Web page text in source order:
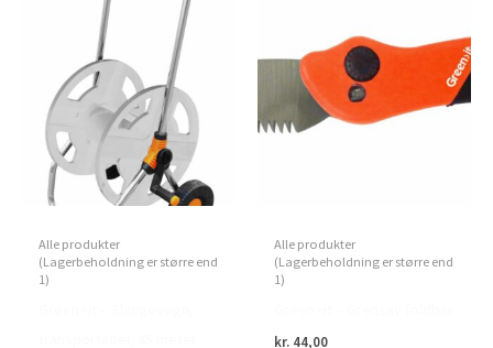
Alle produkter
(Lagerbeholdning er større end
1)
Alle produkter
(Lagerbeholdning er større end
1)
kr. 44,00